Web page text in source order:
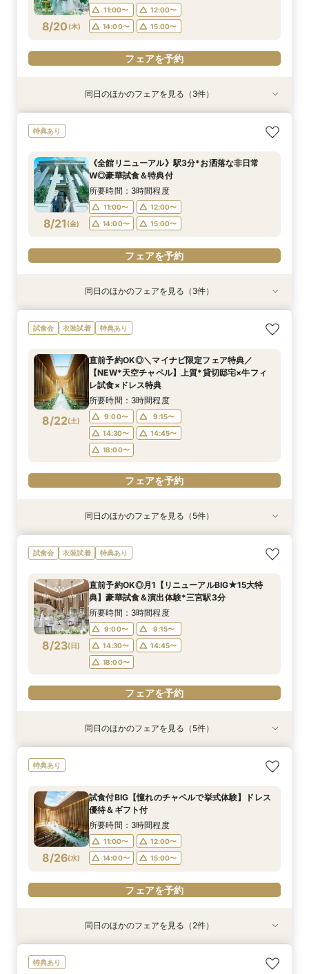
フェアを予約
フェアを予約
8/20 (木)
11:00〜
12:00〜
14:00〜
15:00〜
フェアを予約
特典あり 動画あり
8/20(木)
11:00〜
12:00〜
14:00〜
15:00〜
フェアを予約
8/20(木)
【遠方&自宅でもOK】360度カメラでオンライ
11:00〜
12:00〜
14:00〜
15:00〜
フェアを予約
8/20(木)
【120分で知りたいことだけ♪】クイック見学＆
11:00〜
12:00〜
14:00〜
15:00〜
フェアを予約
同日のほかのフェアを見る（3件）
特典あり
8/21 (金)
《全館リニューアル》駅3分*お洒落な非日常
W◎豪華試食＆特典付
所要時間：3時間程度
11:00〜
12:00〜
14:00〜
15:00〜
フェアを予約
特典あり 動画あり
8/21(金)
＜プレ花嫁に大人気＞模擬挙式×絶品試食×マ
リッジリング優待◎
11:00〜
12:00〜
14:00〜
15:00〜
フェアを予約
8/21(金)
【遠方&自宅でもOK】360度カメラでオンライ
ン見学♪見積相談もOK
11:00〜
12:00〜
14:00〜
15:00〜
フェアを予約
8/21(金)
【120分で知りたいことだけ♪】クイック見学＆
見積もり相談会
11:00〜
12:00〜
14:00〜
15:00〜
フェアを予約
同日のほかのフェアを見る（3件）
試食会 衣装試着 特典あり
8/22(土)
直前予約OK◎＼マイナビ限定フェア特典／
【NEW*天空チャペル】上質*貸切邸宅×牛フィ
レ試食×ドレス特典
所要時間：3時間程度
9:00〜
9:15〜
14:30〜
14:45〜
18:00〜
フェアを予約
特典あり 動画あり
8/22(土)
＼おもてなし重視の方必見／貸切体験×国産牛試
食×料理半額特典
9:00〜
9:15〜
14:30〜
14:45〜
18:00〜
フェアを予約
衣装試着 特典あり
8/22(土)
【貸切で安心♪】マタニティウェディング準備＆
予算相談フェア！
9:00〜
9:15〜
14:30〜
14:45〜
18:00〜
フェアを予約
特典あり
8/22(土)
【初見学におすすめ】全館見学×試食付*「即決
ナシ」安心相談会
9:00〜
9:15〜
14:30〜
14:45〜
18:00〜
フェアを予約
衣装試着 特典あり
8/22(土)
【和装とドレスが両方叶う】日本の伝統美×和モ
ダンW体験フェア
9:00〜
9:15〜
14:30〜
14:45〜
18:00〜
フェアを予約
特典あり
8/22(土)
【少人数婚におすすめ】挙式×贅沢試食×おもて
なし体験
9:00〜
9:15〜
14:30〜
14:45〜
18:00〜
フェアを予約
同日のほかのフェアを見る（5件）
試食会 衣装試着 特典あり
8/23(日)
直前予約OK◎月1【リニューアルBIG★15大特
典】豪華試食＆演出体験*三宮駅3分
所要時間：3時間程度
9:00〜
9:15〜
14:30〜
14:45〜
18:00〜
フェアを予約
特典あり 動画あり
8/23(日)
＼おもてなし重視の方必見／貸切体験×国産牛試
9:00〜
14:30〜
14:45〜
18:00〜
衣装試着 特典あり
8/23(日)
【貸切で安心♪】マタニティウェディング準備＆
9:00〜
14:30〜
14:45〜
18:00〜
特典あり
8/23(日)
【初見学におすすめ】全館見学×試食付*「即決
9:00〜
14:30〜
14:45〜
18:00〜
衣装試着 特典あり
8/23(日)
【和装とドレスが両方叶う】日本の伝統美×和モ
9:00〜
14:30〜
14:45〜
18:00〜
特典あり
8/23(日)
【少人数婚におすすめ】挙式×贅沢試食×おもて
9:00〜
14:30〜
14:45〜
18:00〜
同日のほかのフェアを見る（5件）
特典あり
8/26(水)
試食付BIG【憧れのチャペルで挙式体験】ドレス
優待＆ギフト付
所要時間：3時間程度
11:00〜
12:00〜
14:00〜
15:00〜
フェアを予約
特典あり 動画あり
【遠方&自宅でもOK】360度カメラでオンライ
同日のほかのフェアを見る（2件）
特典あり